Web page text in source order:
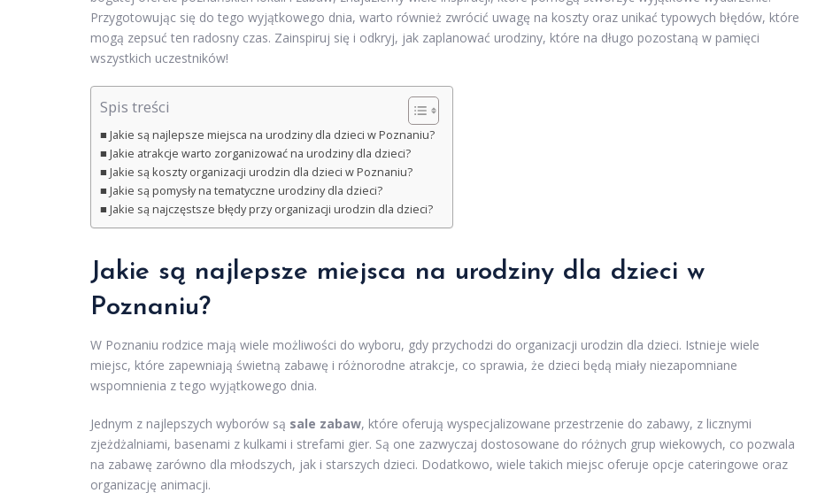
Przygotowując się do tego wyjątkowego dnia, warto również zwrócić uwagę na koszty oraz unikać typowych błędów, które
mogą zepsuć ten radosny czas. Zainspiruj się i odkryj, jak zaplanować urodziny, które na długo pozostaną w pamięci
wszystkich uczestników!
Spis treści
Jakie są najlepsze miejsca na urodziny dla dzieci w Poznaniu?
Jakie atrakcje warto zorganizować na urodziny dla dzieci?
Jakie są koszty organizacji urodzin dla dzieci w Poznaniu?
Jakie są pomysły na tematyczne urodziny dla dzieci?
Jakie są najczęstsze błędy przy organizacji urodzin dla dzieci?
Jakie są najlepsze miejsca na urodziny dla dzieci w
Poznaniu?
W Poznaniu rodzice mają wiele możliwości do wyboru, gdy przychodzi do organizacji urodzin dla dzieci. Istnieje wiele
miejsc, które zapewniają świetną zabawę i różnorodne atrakcje, co sprawia, że dzieci będą miały niezapomniane
wspomnienia z tego wyjątkowego dnia.
Jednym z najlepszych wyborów są sale zabaw, które oferują wyspecjalizowane przestrzenie do zabawy, z licznymi
zjeżdżalniami, basenami z kulkami i strefami gier. Są one zazwyczaj dostosowane do różnych grup wiekowych, co pozwala
na zabawę zarówno dla młodszych, jak i starszych dzieci. Dodatkowo, wiele takich miejsc oferuje opcje cateringowe oraz
organizację animacji.